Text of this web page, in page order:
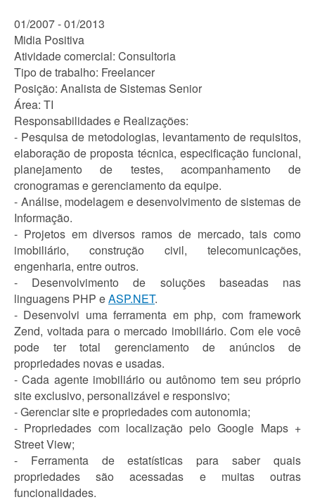
01/2007 - 01/2013
Midia Positiva
Atividade comercial: Consultoria
Tipo de trabalho: Freelancer
Posição: Analista de Sistemas Senior
Área: TI
Responsabilidades e Realizações:
- Pesquisa de metodologias, levantamento de requisitos,
elaboração de proposta técnica, especificação funcional,
planejamento de testes, acompanhamento de
cronogramas e gerenciamento da equipe.
- Análise, modelagem e desenvolvimento de sistemas de
Informação.
- Projetos em diversos ramos de mercado, tais como
imobiliário, construção civil, telecomunicações,
engenharia, entre outros.
- Desenvolvimento de soluções baseadas nas
linguagens PHP eASP.NET.
- Desenvolvi uma ferramenta em php, com framework
Zend, voltada para o mercado imobiliário. Com ele você
pode ter total gerenciamento de anúncios de
propriedades novas e usadas.
- Cada agente imobiliário ou autônomo tem seu próprio
site exclusivo, personalizável e responsivo;
- Gerenciar site e propriedades com autonomia;
- Propriedades com localização pelo Google Maps +
Street View;
- Ferramenta de estatísticas para saber quais
propriedades são acessadas e muitas outras
funcionalidades.